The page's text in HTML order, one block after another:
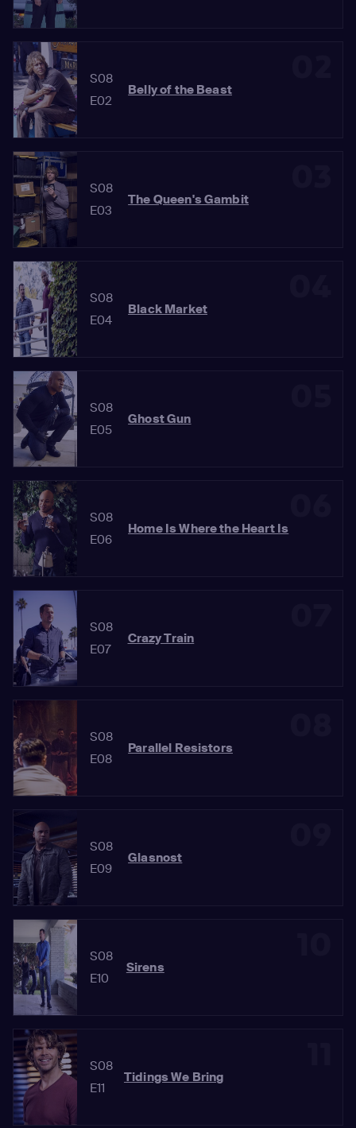
S08
E02
Belly of the Beast
S08
E03
The Queen's Gambit
S08
E04
Black Market
S08
E05
Ghost Gun
S08
E06
Home Is Where the Heart Is
S08
E07
Crazy Train
S08
E08
Parallel Resistors
S08
E09
Glasnost
S08
E10
Sirens
S08
E11
Tidings We Bring